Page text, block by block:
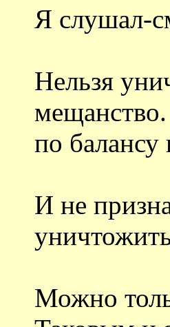
Я слушал-
Нельзя
по балансу
И не
Можно